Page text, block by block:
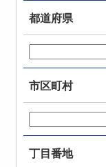
都道府県
市区町村
丁目番地